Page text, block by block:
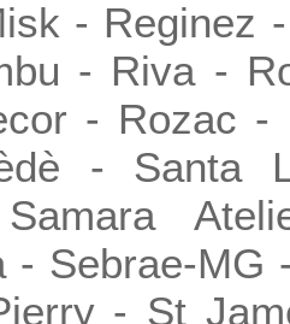
- Reginez
- Riva -
- Rozac
- Santa
- Sebrae-MG
- St